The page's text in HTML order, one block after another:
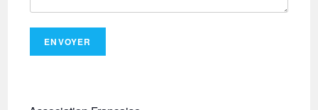
ENVOYER